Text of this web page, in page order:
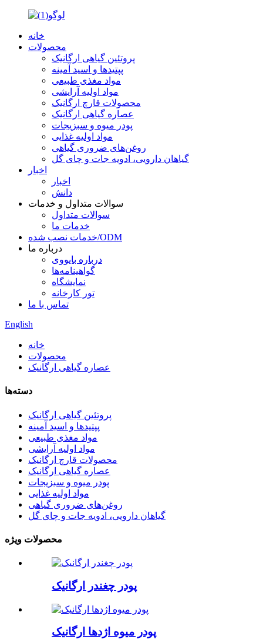
خانه
محصولات
پروتئین گیاهی ارگانیک
پپتیدها و اسید آمینه
مواد مغذی طبیعی
مواد اولیه آرایشی
محصولات قارچ ارگانیک
عصاره گیاهی ارگانیک
پودر میوه و سبزیجات
مواد اولیه غذایی
روغن‌های ضروری گیاهی
گیاهان دارویی، ادویه جات و چای گل
اخبار
اخبار
دانش
سوالات متداول و خدمات
سوالات متداول
خدمات ما
خدمات نصب شده/ODM
درباره ما
درباره بایووی
گواهینامه‌ها
نمایشگاه
تور کارخانه
تماس با ما
English
خانه
محصولات
عصاره گیاهی ارگانیک
دسته‌ها
پروتئین گیاهی ارگانیک
پپتیدها و اسید آمینه
مواد مغذی طبیعی
مواد اولیه آرایشی
محصولات قارچ ارگانیک
عصاره گیاهی ارگانیک
پودر میوه و سبزیجات
مواد اولیه غذایی
روغن‌های ضروری گیاهی
گیاهان دارویی، ادویه جات و چای گل
محصولات ویژه
پودر چغندر ارگانیک
پودر میوه اژدها ارگانیک